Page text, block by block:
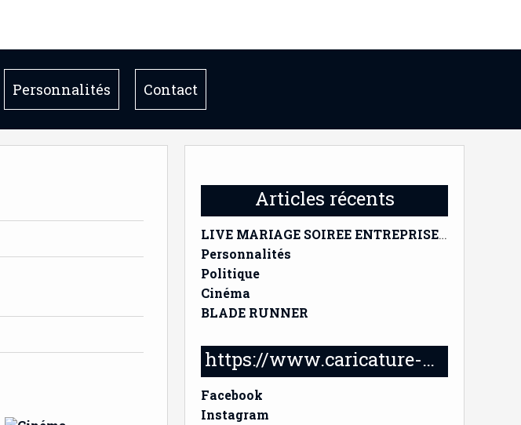
Personnalités Contact
Articles récents
LIVE MARIAGE SOIREE ENTREPRISE ANNIVERSAIRE;;;;
Personnalités
Politique
Cinéma
BLADE RUNNER
https://www.caricature-delabruyere.com/
Facebook
Instagram